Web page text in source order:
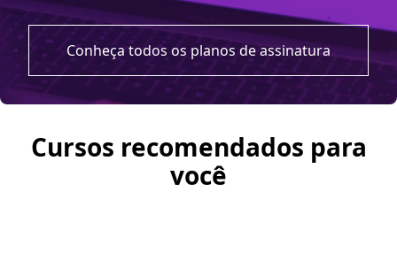
Conheça todos os planos de assinatura
Cursos recomendados para
você